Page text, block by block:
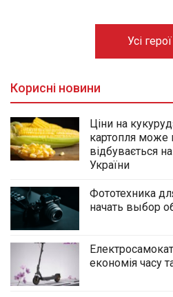
Усі герої
Корисні новини
Ціни на
картопля може
відбувається
України
Фототехника
начать выбор
економія часу